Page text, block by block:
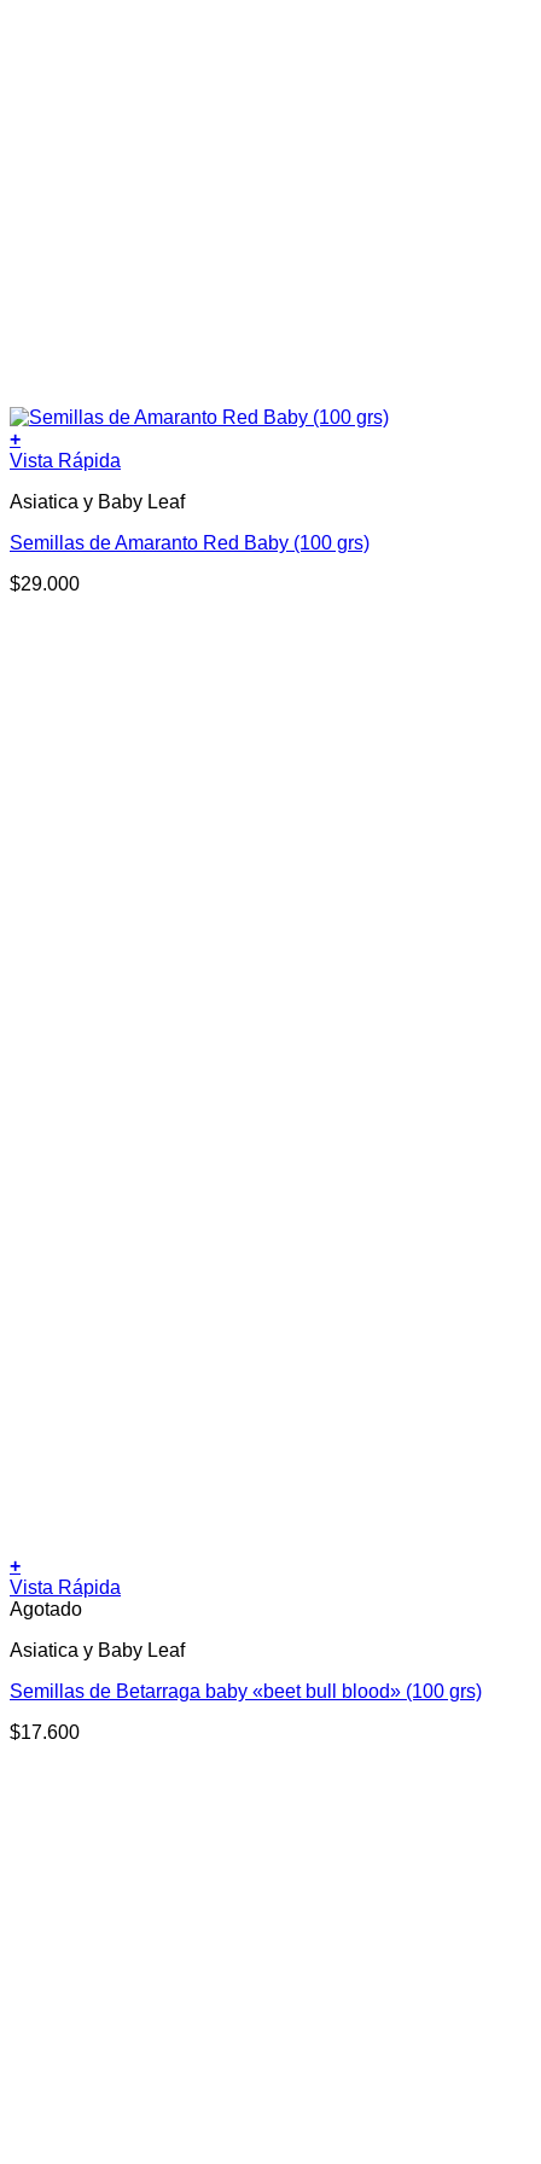
+
Vista Rápida
Asiatica y Baby Leaf
Semillas de Amaranto Red Baby (100 grs)
$29.000
+
Vista Rápida
Agotado
Asiatica y Baby Leaf
Semillas de Betarraga baby «beet bull blood» (100 grs)
$17.600